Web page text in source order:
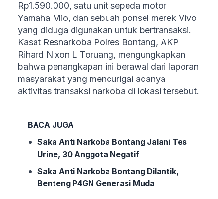
Rp1.590.000, satu unit sepeda motor
Yamaha Mio, dan sebuah ponsel merek Vivo
yang diduga digunakan untuk bertransaksi.
Kasat Resnarkoba Polres Bontang, AKP
Rihard Nixon L Toruang, mengungkapkan
bahwa penangkapan ini berawal dari laporan
masyarakat yang mencurigai adanya
aktivitas transaksi narkoba di lokasi tersebut.
BACA JUGA
Saka Anti Narkoba Bontang Jalani Tes
Urine, 30 Anggota Negatif
Saka Anti Narkoba Bontang Dilantik,
Benteng P4GN Generasi Muda